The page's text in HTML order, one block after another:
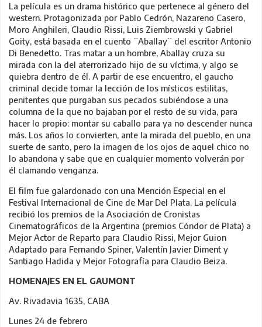
La película es un drama histórico que pertenece al género del
western. Protagonizada por Pablo Cedrón, Nazareno Casero,
Moro Anghileri, Claudio Rissi, Luis Ziembrowski y Gabriel
Goity, está basada en el cuento ¨Aballay¨ del escritor Antonio
Di Benedetto. Tras matar a un hombre, Aballay cruza su
mirada con la del aterrorizado hijo de su víctima, y algo se
quiebra dentro de él. A partir de ese encuentro, el gaucho
criminal decide tomar la lección de los místicos estilitas,
penitentes que purgaban sus pecados subiéndose a una
columna de la que no bajaban por el resto de su vida, para
hacer lo propio: montar su caballo para ya no descender nunca
más. Los años lo convierten, ante la mirada del pueblo, en una
suerte de santo, pero la imagen de los ojos de aquel chico no
lo abandona y sabe que en cualquier momento volverán por
él clamando venganza.
El film fue galardonado con una Mención Especial en el
Festival Internacional de Cine de Mar Del Plata. La película
recibió los premios de la Asociación de Cronistas
Cinematográficos de la Argentina (premios Cóndor de Plata) a
Mejor Actor de Reparto para Claudio Rissi, Mejor Guion
Adaptado para Fernando Spiner, Valentín Javier Diment y
Santiago Hadida y Mejor Fotografía para Claudio Beiza.
HOMENAJES EN EL GAUMONT
Av. Rivadavia 1635, CABA
Lunes 24 de febrero